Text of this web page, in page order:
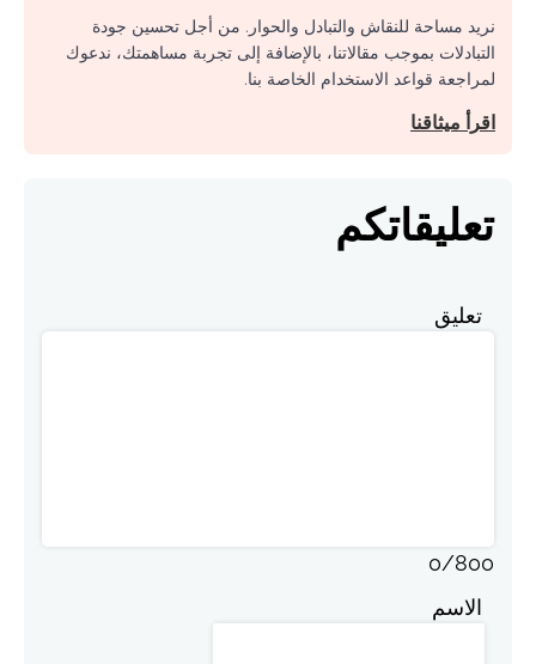
نريد مساحة للنقاش والتبادل والحوار. من أجل تحسين جودة
التبادلات بموجب مقالاتنا، بالإضافة إلى تجربة مساهمتك، ندعوك
لمراجعة قواعد الاستخدام الخاصة بنا.
اقرأ ميثاقنا
تعليقاتكم
تعليق
0/800
الاسم